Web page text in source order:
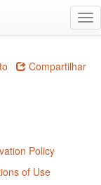
Compartilhar
Policy
of Use